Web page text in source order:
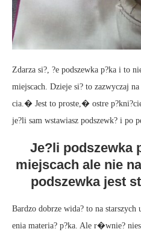
Zdarza si?, ?e podszewka p?ka i to
miejscach. Dzieje si? to zazwyczaj
cia.� Jest to proste,� ostre
je?li sam wstawiasz podszewk? i po
Je?li podszewka
miejscach ale nie
podszewka jest
Bardzo dobrze wida? to na starszych
enia materia? p?ka. Ale r�wnie?